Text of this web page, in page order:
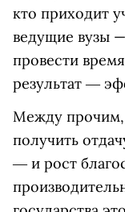
кто приходит
ведущие вузы
провести
результат ―
Между прочим,
получить
― и рост